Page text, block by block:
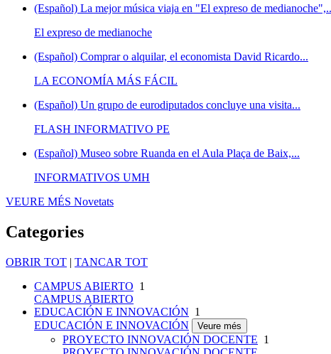
(Español) La mejor música viaja en "El expreso de
El expreso de medianoche
(Español) Comprar o alquilar, el economista David Ricardo...
LA ECONOMÍA MÁS FÁCIL
(Español) Un grupo de eurodiputados concluye una visita...
FLASH INFORMATIVO PE
(Español) Museo sobre Ruanda en el Aula Plaça de Baix,...
INFORMATIVOS UMH
VEURE MÉS Novetats
Categories
OBRIR TOT | TANCAR TOT
CAMPUS ABIERTO 1
CAMPUS ABIERTO
EDUCACIÓN E INNOVACIÓN 1
EDUCACIÓN E INNOVACIÓN
Veure més
PROYECTO INNOVACIÓN DOCENTE 1